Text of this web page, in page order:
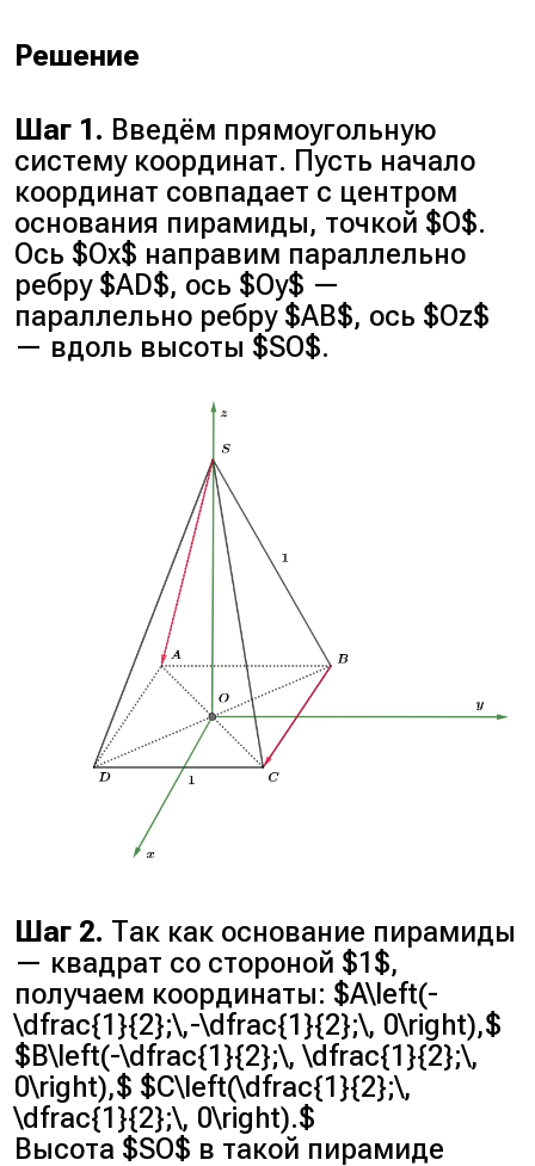
Решение
Шаг 1. Введём прямоугольную
систему координат. Пусть начало
координат совпадает с центром
основания пирамиды, точкой $O$.
Ось $Ox$ направим параллельно
ребру $AD$, ось $Oy$ —
параллельно ребру $AB$, ось $Oz$
— вдоль высоты $SO$.
Шаг 2. Так как основание пирамиды
— квадрат со стороной $1$,
получаем координаты: $A\left(-
\dfrac{1}{2};\,-\dfrac{1}{2};\, 0\right),$
$B\left(-\dfrac{1}{2};\, \dfrac{1}{2};\,
0\right),$ $C\left(\dfrac{1}{2};\,
\dfrac{1}{2};\, 0\right).$
Высота $SO$ в такой пирамиде